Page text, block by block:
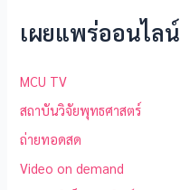
เผยแพร่ออนไลน์
MCU TV
สถาบันวิจัยพุทธศาสตร์
ถ่ายทอดสด
Video on demand